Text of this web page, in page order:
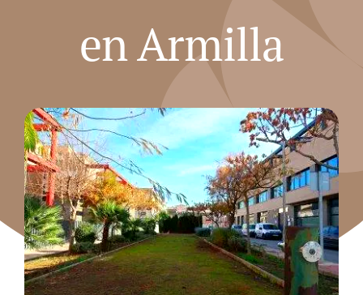
CONTACTO
en Armilla